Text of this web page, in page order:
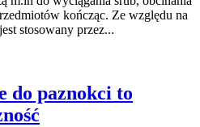
kończąc. Ze względu na
stosowany przez...
do paznokci to